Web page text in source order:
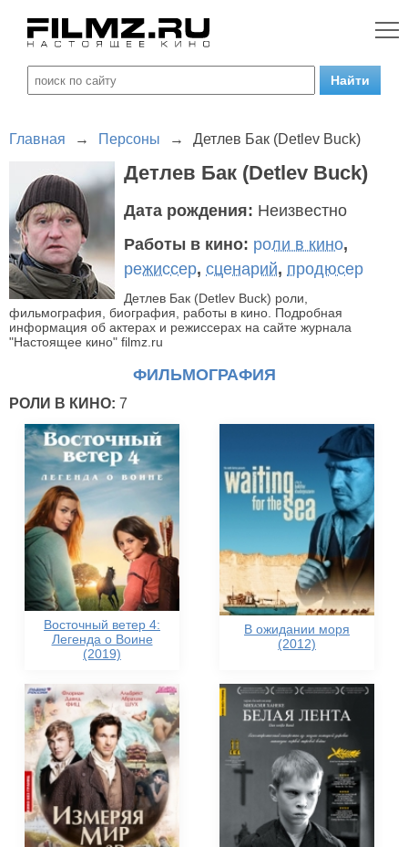
Главная → Персоны → Детлев Бак (Detlev Buck)
Детлев Бак (Detlev Buck)
Дата рождения: Неизвестно
Работы в кино: роли в кино,
режиссер, сценарий, продюсер
Детлев Бак (Detlev Buck) роли,
фильмография, биография, работы в кино. Подробная
информация об актерах и режиссерах на сайте журнала
"Настоящее кино" filmz.ru
ФИЛЬМОГРАФИЯ
РОЛИ В КИНО: 7
Восточный ветер 4:
Легенда о Воине
(2019)
В ожидании моря
(2012)